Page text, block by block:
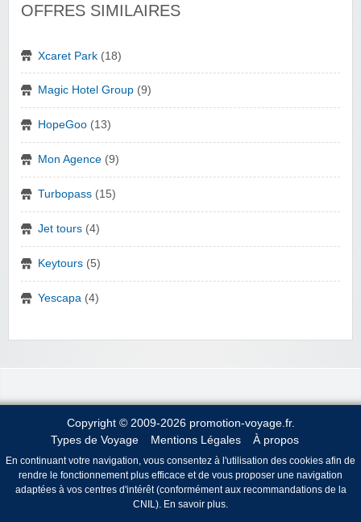
OFFRES SIMILAIRES
Xcaret Park (18)
Magic Hotel Group (9)
HopeGoo (13)
Mon Agence (9)
Turbopass (15)
Jet tours (4)
Keytours (5)
Yescapa (4)
Copyright © 2009-2026 promotion-voyage.fr.
Types de Voyage
Mentions Légales À propos
En continuant votre navigation, vous consentez à l'utilisation des cookies afin de
rendre le fonctionnement plus efficace et de vous proposer une navigation
adaptées à vos centres d'intérêt (conformément aux recommandations de la
CNIL).
En savoir plus